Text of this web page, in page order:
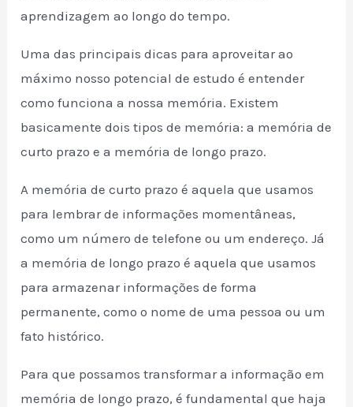
aprendizagem ao longo do tempo.
Uma das principais dicas para aproveitar ao
máximo nosso potencial de estudo é entender
como funciona a nossa memória. Existem
basicamente dois tipos de memória: a memória de
curto prazo e a memória de longo prazo.
A memória de curto prazo é aquela que usamos
para lembrar de informações momentâneas,
como um número de telefone ou um endereço. Já
a memória de longo prazo é aquela que usamos
para armazenar informações de forma
permanente, como o nome de uma pessoa ou um
fato histórico.
Para que possamos transformar a informação em
memória de longo prazo, é fundamental que haja